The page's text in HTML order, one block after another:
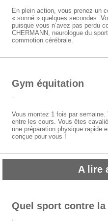
En plein action, vous prenez un
« sonné » quelques secondes.
puisque vous n’avez pas perdu
CHERMANN, neurologue du
commotion cérébrale.
Gym équitation
Vous montez 1 fois par
entre les cours. Vous êtes
une préparation physique rapide
conçue pour vous !
A lire
Quel sport contre